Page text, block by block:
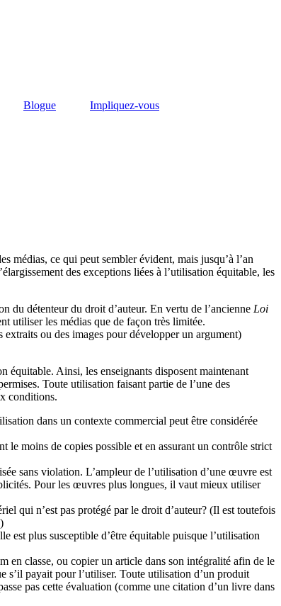
Blogue Impliquez-vous
médias, ce qui peut sembler évident, mais jusqu’à l’an
des exceptions liées à l’utilisation équitable, les
du détenteur du droit d’auteur. En vertu de l’ancienne Loi
utiliser les médias que de façon très limitée.
extraits ou des images pour développer un argument)
équitable. Ainsi, les enseignants disposent maintenant
Toute utilisation faisant partie de l’une des
conditions.
dans un contexte commercial peut être considérée
le moins de copies possible et en assurant un contrôle strict
sans violation. L’ampleur de l’utilisation d’une œuvre est
Pour les œuvres plus longues, il vaut mieux utiliser
qui n’est pas protégé par le droit d’auteur? (Il est toutefois
est plus susceptible d’être équitable puisque l’utilisation
en classe, ou copier un article dans son intégralité afin de le
s’il payait pour l’utiliser. Toute utilisation d’un produit
pas cette évaluation (comme une citation d’un livre dans